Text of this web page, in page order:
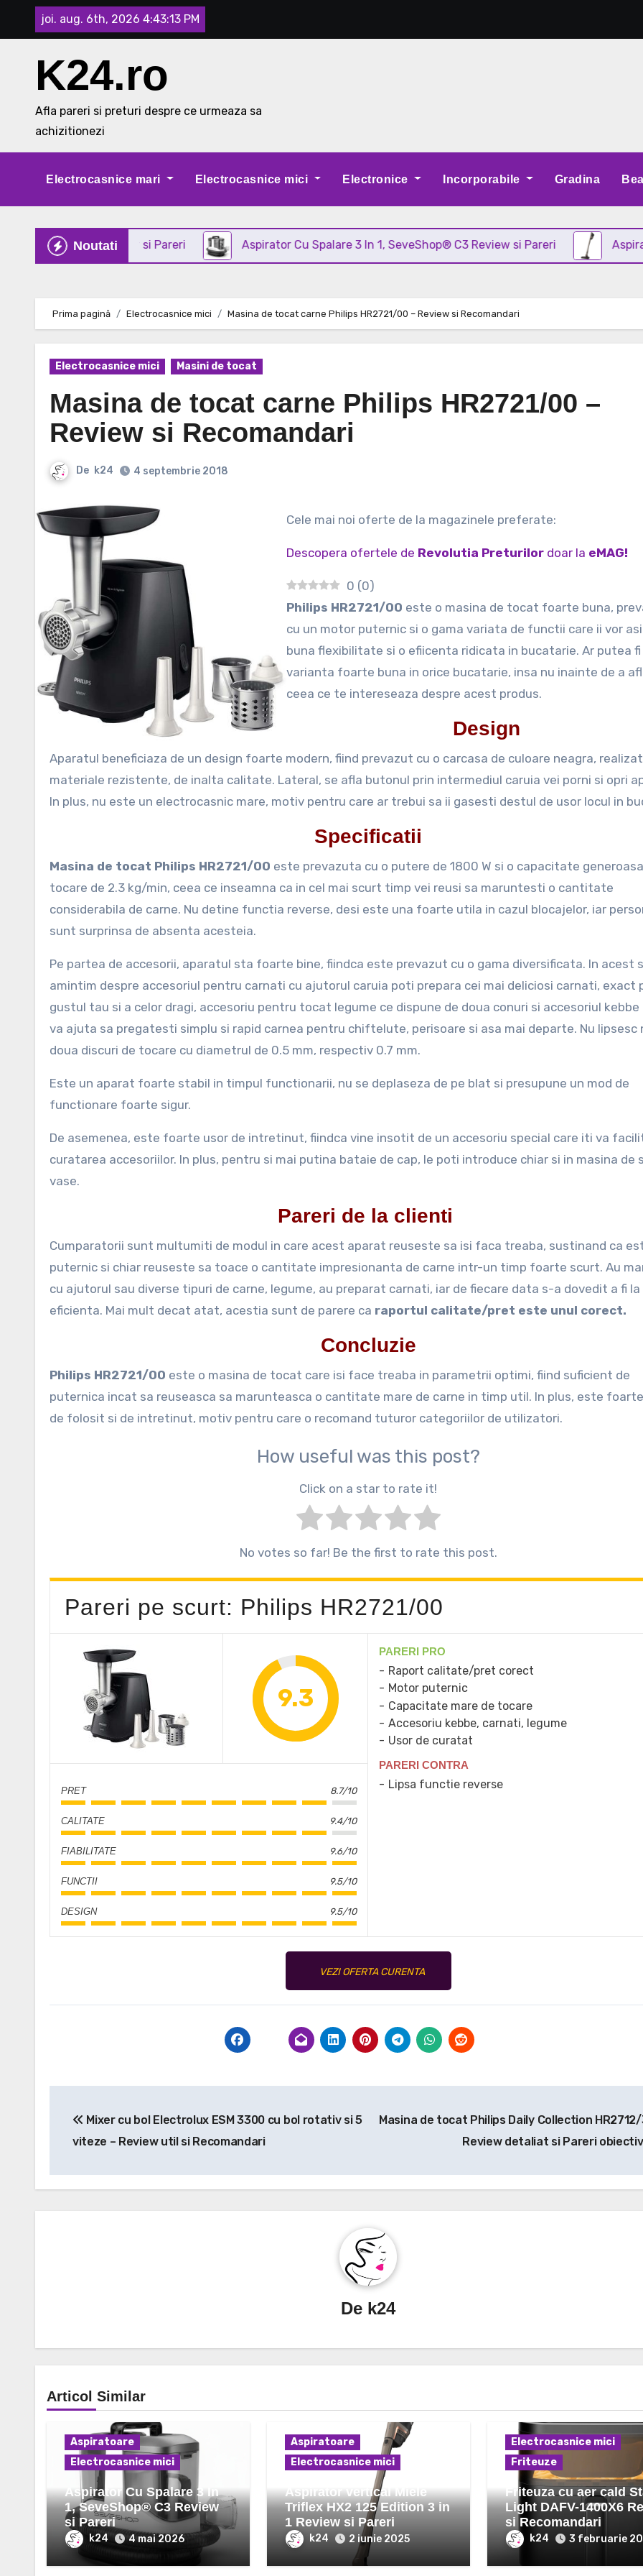
joi. aug. 6th, 2026 4:43:14 PM
K24.ro
Afla pareri si preturi despre ce urmeaza sa
achizitionezi
Electrocasnice mari Electrocasnice mici Electronice Incorporabile Gradina
Noutati
din INOX Review si Pareri Aspirator Cu Spalare 3 In 1, SeveShop® C3 Review si Pareri Aspirator
Prima pagină Electrocasnice mici Masina de tocat carne Philips HR2721/00 – Review si Recomandari
Electrocasnice mici Masini de tocat
Masina de tocat carne Philips HR2721/00 –
Review si Recomandari
De k24 4 septembrie 2018
Cele mai noi oferte de la magazinele preferate:
Descopera ofertele de Revolutia Preturilor doar la eMAG!
0 (0)
Philips HR2721/00 este o masina de tocat foarte buna,
cu un motor puternic si o gama variata de functii care ii vor
buna flexibilitate si o efiicenta ridicata in bucatarie. Ar putea fi
varianta foarte buna in orice bucatarie, insa nu inainte de a
ceea ce te intereseaza despre acest produs.
Design
Aparatul beneficiaza de un design foarte modern, fiind prevazut cu o carcasa de culoare neagra,
materiale rezistente, de inalta calitate. Lateral, se afla butonul prin intermediul caruia vei porni si opri
In plus, nu este un electrocasnic mare, motiv pentru care ar trebui sa ii gasesti destul de usor locul in
Specificatii
Masina de tocat Philips HR2721/00 este prevazuta cu o putere de 1800 W si o capacitate
tocare de 2.3 kg/min, ceea ce inseamna ca in cel mai scurt timp vei reusi sa maruntesti o cantitate
considerabila de carne. Nu detine functia reverse, desi este una foarte utila in cazul blocajelor, iar
sunt surprinsa de absenta acesteia.
Pe partea de accesorii, aparatul sta foarte bine, fiindca este prevazut cu o gama diversificata. In acest
amintim despre accesoriul pentru carnati cu ajutorul caruia poti prepara cei mai deliciosi carnati, exact
gustul tau si a celor dragi, accesoriu pentru tocat legume ce dispune de doua conuri si accesoriul kebbe
va ajuta sa pregatesti simplu si rapid carnea pentru chiftelute, perisoare si asa mai departe. Nu lipsesc
doua discuri de tocare cu diametrul de 0.5 mm, respectiv 0.7 mm.
Este un aparat foarte stabil in timpul functionarii, nu se deplaseza de pe blat si presupune un mod de
functionare foarte sigur.
De asemenea, este foarte usor de intretinut, fiindca vine insotit de un accesoriu special care iti va
curatarea accesoriilor. In plus, pentru si mai putina bataie de cap, le poti introduce chiar si in masina de
vase.
Pareri de la clienti
Cumparatorii sunt multumiti de modul in care acest aparat reuseste sa isi faca treaba, sustinand ca
puternic si chiar reuseste sa toace o cantitate impresionanta de carne intr-un timp foarte scurt. Au
cu ajutorul sau diverse tipuri de carne, legume, au preparat carnati, iar de fiecare data s-a dovedit a fi
eficienta. Mai mult decat atat, acestia sunt de parere ca raportul calitate/pret este unul corect.
Concluzie
Philips HR2721/00 este o masina de tocat care isi face treaba in parametrii optimi, fiind suficient de
puternica incat sa reuseasca sa marunteasca o cantitate mare de carne in timp util. In plus, este
de folosit si de intretinut, motiv pentru care o recomand tuturor categoriilor de utilizatori.
How useful was this post?
Click on a star to rate it!
No votes so far! Be the first to rate this post.
Pareri pe scurt: Philips HR2721/00
9.3
PRET 8.7/10
CALITATE 9.4/10
FIABILITATE 9.6/10
FUNCTII 9.5/10
DESIGN 9.5/10
PARERI PRO
Raport calitate/pret corect
Motor puternic
Capacitate mare de tocare
Accesoriu kebbe, carnati, legume
Usor de curatat
PARERI CONTRA
Lipsa functie reverse
VEZI OFERTA CURENTA
Mixer cu bol Electrolux ESM 3300 cu bol rotativ si 5
viteze – Review util si Recomandari
Masina de tocat Philips Daily Collection
Review detaliat si Pareri
De k24
Articol Similar
Aspiratoare
Electrocasnice mici
Aspirator Cu Spalare 3 In
1, SeveShop® C3 Review
si Pareri
k24 4 mai 2026
Aspiratoare
Electrocasnice mici
Aspirator vertical Miele
Triflex HX2 125 Edition 3 in
1 Review si Pareri
k24 2 iunie 2025
Electrocasnice mici
Friteuze
Friteuza cu aer cald
Light DAFV-1400X6
si Recomandari
k24 3 februarie